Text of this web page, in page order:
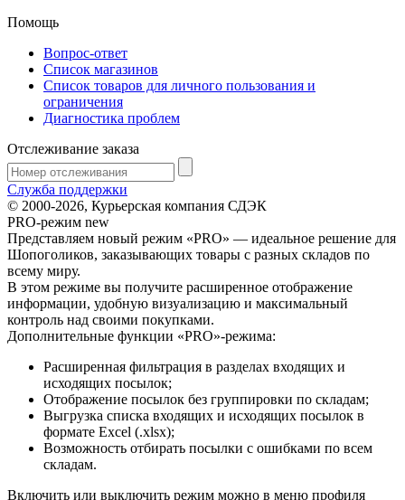
Помощь
Вопрос-ответ
Список магазинов
Список товаров для личного пользования и
ограничения
Диагностика проблем
Отслеживание заказа
Служба поддержки
© 2000-2026, Курьерская компания СДЭК
PRO-режим new
Представляем новый режим «PRO» — идеальное решение для
Шопоголиков, заказывающих товары с разных складов по
всему миру.
В этом режиме вы получите расширенное отображение
информации, удобную визуализацию и максимальный
контроль над своими покупками.
Дополнительные функции «PRO»-режима:
Расширенная фильтрация в разделах входящих и
исходящих посылок;
Отображение посылок без группировки по складам;
Выгрузка списка входящих и исходящих посылок в
формате Excel (.xlsx);
Возможность отбирать посылки с ошибками по всем
складам.
Включить или выключить режим можно в меню профиля